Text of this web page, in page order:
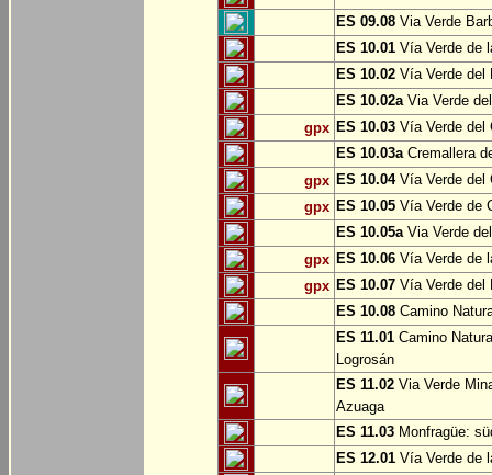
ES 09.08 Via Verde
ES 10.01 Vía Verde de
ES 10.02 Vía Verde del
ES 10.02aVia Verde
gpx ES 10.03 Vía Verde del
ES 10.03aCremallera
gpx ES 10.04Vía Verde del
gpx ES 10.05 Vía Verde de
ES 10.05aVia Verde
gpx ES 10.06 Vía Verde de
gpx ES 10.07 Vía Verde del
ES 10.08 Camino
ES 11.01 Camino
Logrosán
ES 11.02 Via Verde
Azuaga
ES 11.03 Monfragüe:
ES 12.01 Vía Verde de